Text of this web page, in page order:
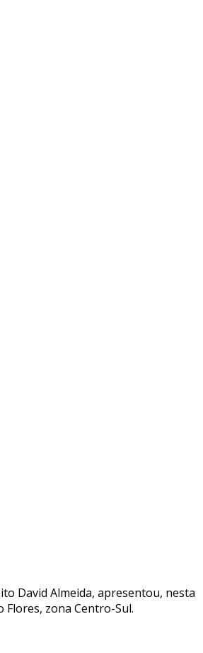
David Almeida, apresentou, nesta
zona Centro-Sul.